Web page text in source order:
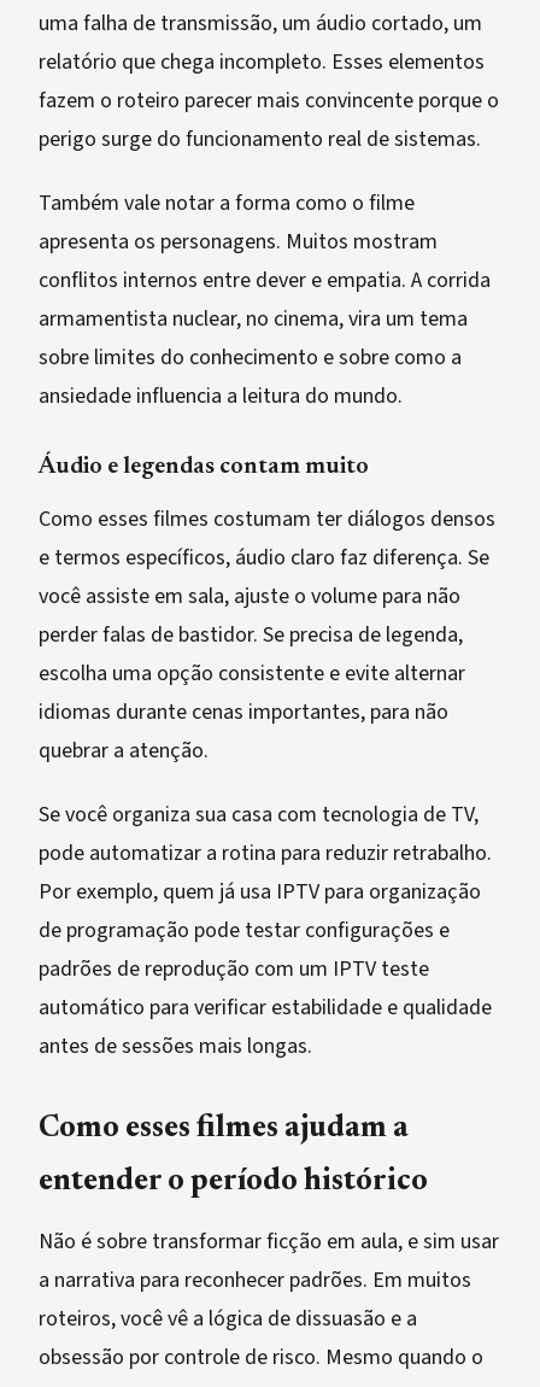
uma falha de transmissão, um áudio cortado, um
relatório que chega incompleto. Esses elementos
fazem o roteiro parecer mais convincente porque o
perigo surge do funcionamento real de sistemas.
Também vale notar a forma como o filme
apresenta os personagens. Muitos mostram
conflitos internos entre dever e empatia. A corrida
armamentista nuclear, no cinema, vira um tema
sobre limites do conhecimento e sobre como a
ansiedade influencia a leitura do mundo.
Áudio e legendas contam muito
Como esses filmes costumam ter diálogos densos
e termos específicos, áudio claro faz diferença. Se
você assiste em sala, ajuste o volume para não
perder falas de bastidor. Se precisa de legenda,
escolha uma opção consistente e evite alternar
idiomas durante cenas importantes, para não
quebrar a atenção.
Se você organiza sua casa com tecnologia de TV,
pode automatizar a rotina para reduzir retrabalho.
Por exemplo, quem já usa IPTV para organização
de programação pode testar configurações e
padrões de reprodução com um IPTV teste
automático para verificar estabilidade e qualidade
antes de sessões mais longas.
Como esses filmes ajudam a
entender o período histórico
Não é sobre transformar ficção em aula, e sim usar
a narrativa para reconhecer padrões. Em muitos
roteiros, você vê a lógica de dissuasão e a
obsessão por controle de risco. Mesmo quando o